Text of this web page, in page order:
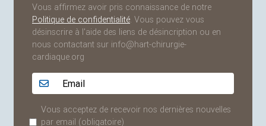
Vous affirmez avoir pris connaissance de notre
Politique de confidentialité. Vous pouvez vous
désinscrire à l'aide des liens de désincription ou en
nous contactant sur info@hart-chirurgie-
cardiaque.org
Adresse email...
Vous acceptez de recevoir nos dernières nouvelles
par email (obligatoire)